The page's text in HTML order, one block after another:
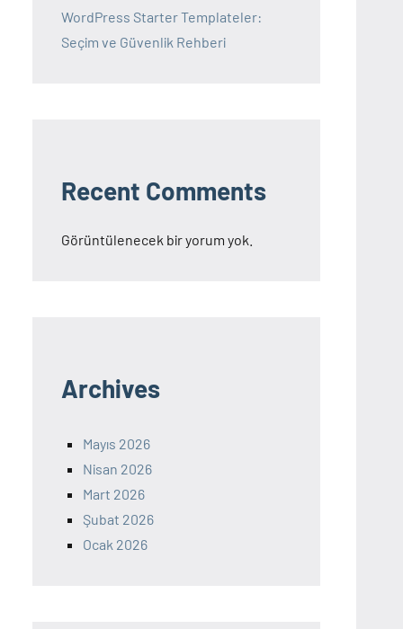
WordPress Starter Templateler:
Seçim ve Güvenlik Rehberi
Recent Comments
Görüntülenecek bir yorum yok.
Archives
Mayıs 2026
Nisan 2026
Mart 2026
Şubat 2026
Ocak 2026